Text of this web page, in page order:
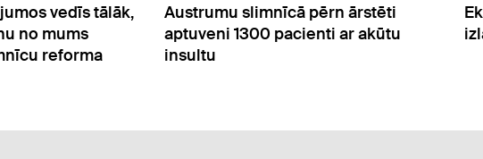
pērn ārstēti
ar akūtu
Eksperti atklāj, kā regulāra brokastu
izlaišana ietekmē veselību